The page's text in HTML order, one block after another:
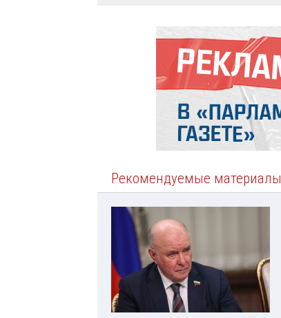
Рекомендуемые материалы